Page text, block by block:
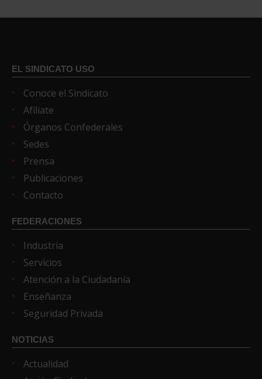
EL SINDICATO USO
Conoce el Sindicato
Afíliate
Órganos Confederales
Sedes
Prensa
Publicaciones
Contacto
FEDERACIONES
Industria
Servicios
Atención a la Ciudadanía
Enseñanza
Seguridad Privada
NOTICIAS
Actualidad